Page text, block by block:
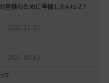
皆様のために準備したA to Z！
2022.12.21
2021.05.12
て